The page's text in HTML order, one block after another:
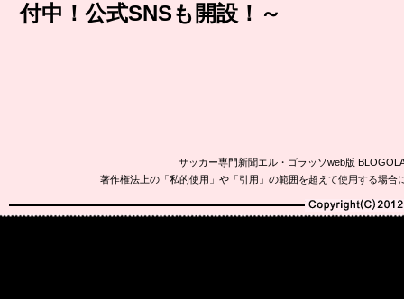
付中！公式SNSも開設！～
サッカー専門新聞エル・ゴラッソweb版
著作権法上の「私的使用」や「引用」の範囲を超えて使用する場
Copyright(C)2010-